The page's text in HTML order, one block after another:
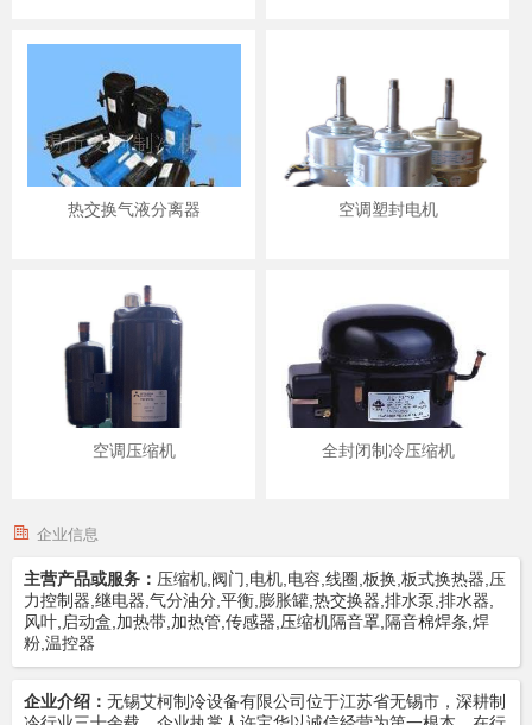
热交换气液分离器 空调塑封电机
空调压缩机 全封闭制冷压缩机
企业信息
主营产品或服务： 压缩机,阀门,电机,电容,线圈,板换,板式换热器,压
力控制器,继电器,气分油分,平衡,膨胀罐,热交换器,排水泵,排水器,
风叶,启动盒,加热带,加热管,传感器,压缩机隔音罩,隔音棉焊条,焊
粉,温控器
企业介绍： 无锡艾柯制冷设备有限公司位于江苏省无锡市，深耕制